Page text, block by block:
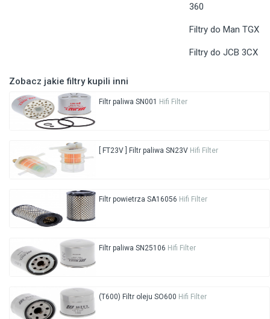
360
Filtry do Man TGX
Filtry do JCB 3CX
Zobacz jakie filtry kupili inni
Filtr paliwa SN001 Hifi Filter
[ FT23V ] Filtr paliwa SN23V Hifi Filter
Filtr powietrza SA16056 Hifi Filter
Filtr paliwa SN25106 Hifi Filter
(T600) Filtr oleju SO600 Hifi Filter